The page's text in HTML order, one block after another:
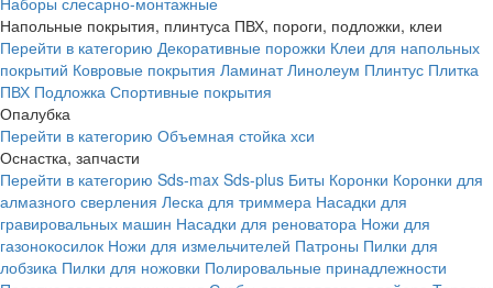
Напольные покрытия, плинтуса ПВХ, пороги, подложки, клеи
Перейти в категорию Декоративные порожки Клеи для напольных
покрытий Ковровые покрытия Ламинат Линолеум Плинтус Плитка
ПВХ Подложка Спортивные покрытия
Опалубка
Перейти в категорию Объемная стойка хси
Оснастка, запчасти
Перейти в категорию Sds-max Sds-plus Биты Коронки Коронки для
алмазного сверления Леска для триммера Насадки для
гравировальных машин Насадки для реноватора Ножи для
газонокосилок Ножи для измельчителей Патроны Пилки для
лобзика Пилки для ножовки Полировальные принадлежности